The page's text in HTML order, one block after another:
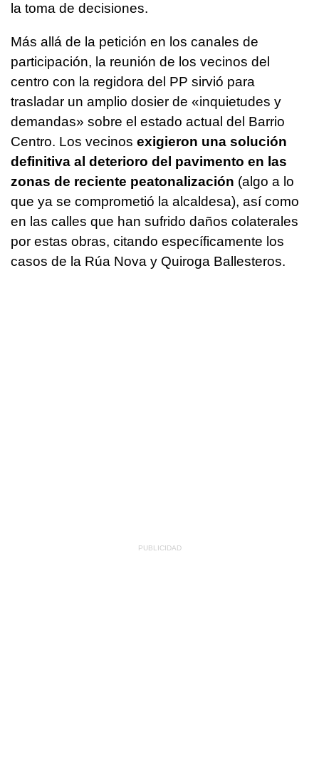
la toma de decisiones.
Más allá de la petición en los canales de
participación, la reunión de los vecinos del
centro con la regidora del PP sirvió para
trasladar un amplio dosier de «inquietudes y
demandas» sobre el estado actual del Barrio
Centro. Los vecinos exigieron una solución
definitiva al deterioro del pavimento en las
zonas de reciente peatonalización (algo a lo
que ya se comprometió la alcaldesa), así como
en las calles que han sufrido daños colaterales
por estas obras, citando específicamente los
casos de la Rúa Nova y Quiroga Ballesteros.